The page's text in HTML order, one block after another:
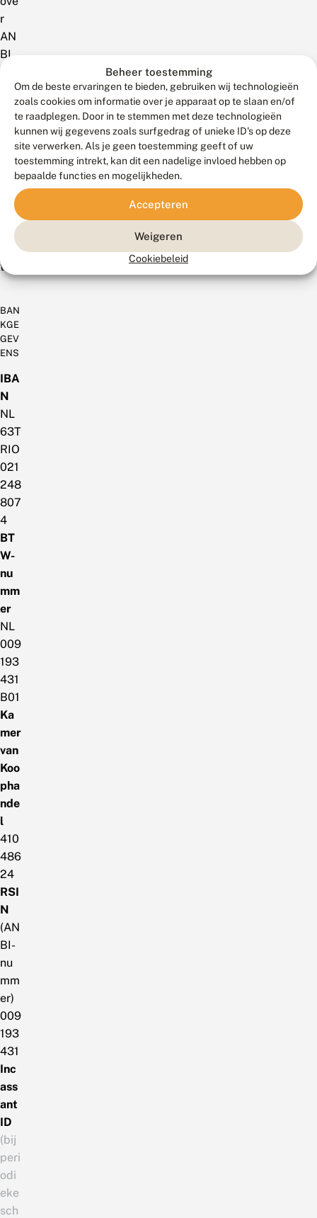
Beheer toestemming
Om de beste ervaringen te bieden, gebruiken wij technologieën
zoals cookies om informatie over je apparaat op te slaan en/of
te raadplegen. Door in te stemmen met deze technologieën
kunnen wij gegevens zoals surfgedrag of unieke ID's op deze
site verwerken. Als je geen toestemming geeft of uw
toestemming intrekt, kan dit een nadelige invloed hebben op
bepaalde functies en mogelijkheden.
Accepteren
Weigeren
Cookiebeleid
r
AN
BI
op
we
bsit
van
Bel
asti
ngd
iens
t.
BAN
KGE
GEV
ENS
IBA
N
NL
63T
RIO
021
248
807
4
BT
W-
nu
mm
er
NL
009
193
431
B01
Ka
mer
van
Koo
pha
nde
l
410
486
24
RSI
N
(AN
BI-
nu
mm
er)
009
193
431
Inc
ass
ant
ID
(bij
peri
odi
eke
sch